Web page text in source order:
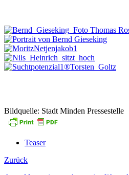
Bildquelle: Stadt Minden Pressestelle
Teaser
Zurück